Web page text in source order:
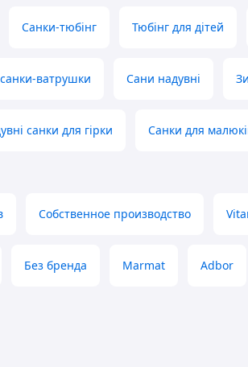
Санки-тюбінг Тюбінг для дітей
ватрушки Сани надувні
санки для гірки Санки для
Собственное производство
Без бренда Marmat Adbor